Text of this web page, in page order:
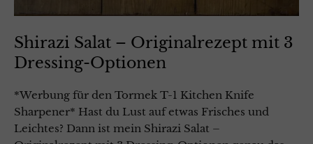
Shirazi Salat – Originalrezept mit 3
Dressing-Optionen
*Werbung für den Tormek T-1 Kitchen Knife
Sharpener* Hast du Lust auf etwas Frisches und
Leichtes? Dann ist mein Shirazi Salat –